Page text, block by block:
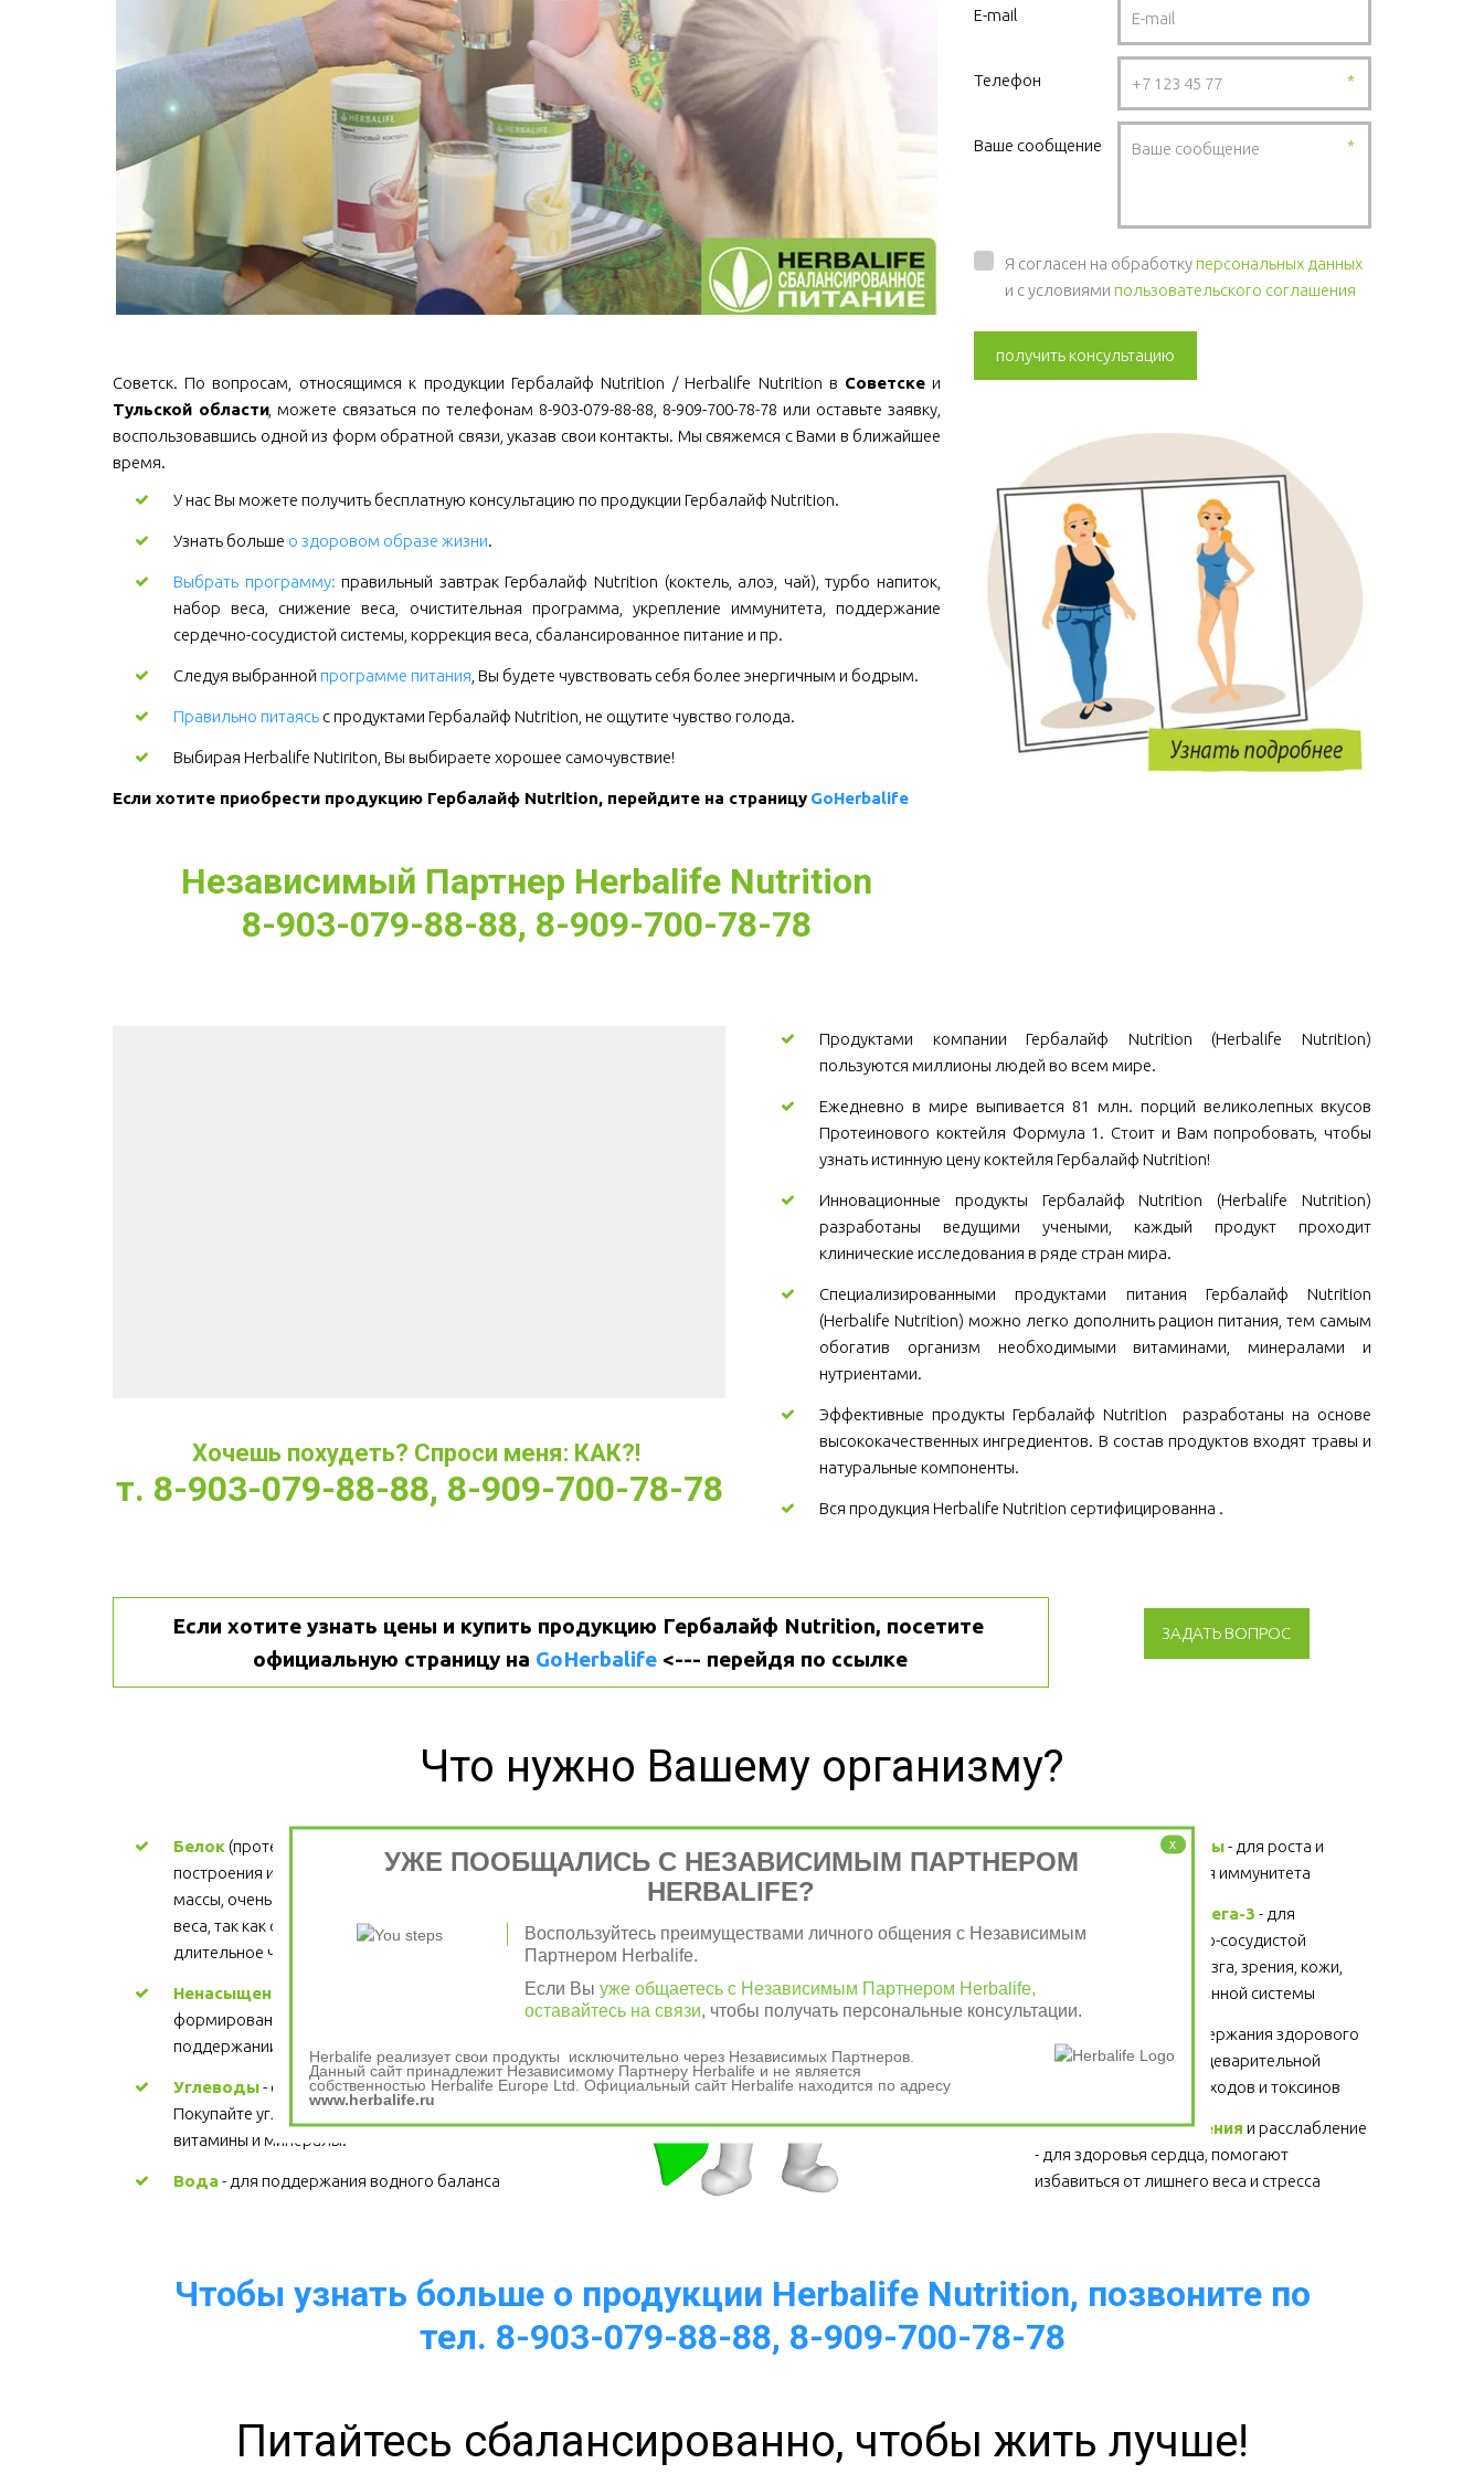
Советск. По вопросам, относящимся к продукции Гербалайф Nutrition / Herbalife Nutrition в Советскеи
Тульской области, можете связаться по телефонам 8-903-079-88-88, 8-909-700-78-78 или оставьте заявку,
воспользовавшись одной из форм обратной связи, указав свои контакты. Мы свяжемся с Вами в ближайшее
время.
У нас Вы можете получить бесплатную консультацию по продукции Гербалайф Nutrition.
Узнать больше о здоровом образе жизни.
Выбрать программу: правильный завтрак Гербалайф Nutrition (коктель, алоэ, чай), турбо напиток,
набор веса, снижение веса, очистительная программа, укрепление иммунитета, поддержание
сердечно-сосудистой системы, коррекция веса, сбалансированное питание и пр.
Следуя выбранной программе питания , Вы будете чувствовать себя более энергичным и бодрым.
Правильно питаясь с продуктами Гербалайф Nutrition, не ощутите чувство голода.
Выбирая Herbalife Nutiriton, Вы выбираете хорошее самочувствие!
Если хотите приобрести продукцию Гербалайф Nutrition, перейдите на страницу GoHerbalife
Независимый Партнер Herbalife Nutrition
8-903-079-88-88, 8-909-700-78-78
E-mail
Телефон *
Ваше сообщение *
Я согласен на обработкуперсональных данных
и с условиями пользовательского соглашения
получить консультацию
Хочешь похудеть? Спроси меня: КАК?!
т. 8-903-079-88-88, 8-909-700-78-78
Продуктами компании Гербалайф Nutrition (Herbalife Nutrition)
пользуются миллионы людей во всем мире.
Ежедневно в мире выпивается 81 млн. порций великолепных вкусов
Протеинового коктейля Формула 1. Стоит и Вам попробовать, чтобы
узнать истинную цену коктейля Гербалайф Nutrition!
Инновационные продукты Гербалайф Nutrition (Herbalife Nutrition)
разработаны ведущими учеными, каждый продукт проходит
клинические исследования в ряде стран мира.
Специализированными продуктами питания Гербалайф Nutrition
(Herbalife Nutrition) можно легко дополнить рацион питания, тем самым
обогатив организм необходимыми витаминами, минералами и
нутриентами.
Эффективные продукты Гербалайф Nutrition разработаны на основе
высококачественных ингредиентов. В состав продуктов входят травы и
натуральные компоненты.
Вся продукция Herbalife Nutrition сертифицированна .
Если хотите узнать цены и купить продукцию Гербалайф Nutrition, посетите
официальную страницу на GoHerbalife <--- перейдя по ссылке
ЗАДАТЬ ВОПРОС
Что нужно Вашему организму?
Белок (протеин) - ценный материал для
построения и поддержания мышечной
массы, очень важен для процесса снижения
веса, так как обеспечивает более
длительное чувство сытости.
Ненасыщенные жиры
формировании структуры каждой клетки,
поддержании здорового сердца. Цена
Углеводы - основной источник энергии.
Покупайте углеводы, содержащие
витамины и минералы.
Вода - для поддержания водного баланса
Витамины и минералы - для роста и
развития, поддержания иммунитета
Жирные кислоты Омега-3 - для
поддержания сердечно-сосудистой
системы, головного мозга, зрения, кожи,
суставов, волос и иммунной системы
- для поддержания здорового
функционирования пищеварительной
системы, выведение отходов и токсинов
Физические упражнения и расслабление
- для здоровья сердца, помогают
избавиться от лишнего веса и стресса
Чтобы узнать больше о продукции Herbalife Nutrition, позвоните по
тел. 8-903-079-88-88, 8-909-700-78-78
Питайтесь сбалансированно, чтобы жить лучше!
x
УЖЕ ПООБЩАЛИСЬ С НЕЗАВИСИМЫМ ПАРТНЕРОМ
HERBALIFE?
Воспользуйтесь преимуществами личного общения с Независимым
Партнером Herbalife.
Если Вы уже общаетесь с Независимым Партнером Herbalife,
оставайтесь на связи, чтобы получать персональные консультации.
Herbalife реализует свои продукты исключительно через Независимых Партнеров.
Данный сайт принадлежит Независимому Партнеру Herbalife и не является
собственностью Herbalife Europe Ltd. Официальный сайт Herbalife находится по адресу
www.herbalife.ru